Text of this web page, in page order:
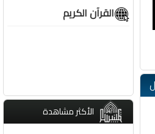
القرآن الكريم
الأكثر مشاهدة